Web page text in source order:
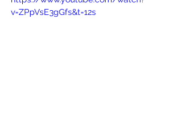
v=ZPpVsE3gGfs&t=12s